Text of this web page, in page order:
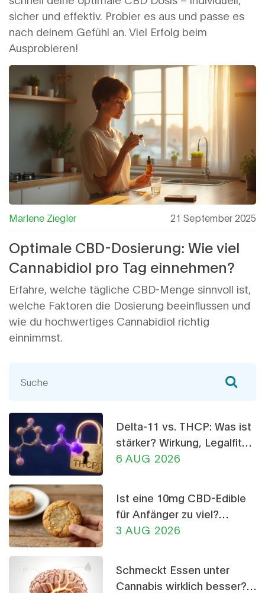
sicher und effektiv. Probier es aus und passe es
nach deinem Gefühl an. Viel Erfolg beim
Ausprobieren!
Marlene Ziegler 21 September 2025
Optimale CBD-Dosierung: Wie viel
Cannabidiol pro Tag einnehmen?
Erfahre, welche tägliche CBD-Menge sinnvoll ist,
welche Faktoren die Dosierung beeinflussen und
wie du hochwertiges Cannabidiol richtig
einnimmst.
Delta-11 vs. THCP: Was ist
stärker? Wirkung, Legalfität
und Risiken im Vergleich
6 AUG 2026
Ist eine 10mg CBD-Edible
für Anfänger zu viel?
Dosierungs-Ratgeber
3 AUG 2026
Schmeckt Essen unter
Cannabis wirklich besser?